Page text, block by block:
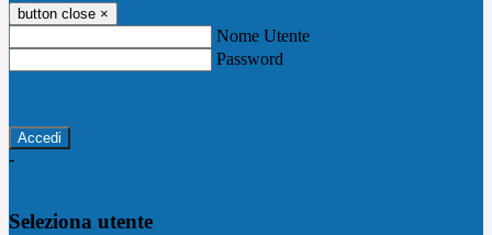
button close ×
Nome Utente
Password
-
Seleziona utente